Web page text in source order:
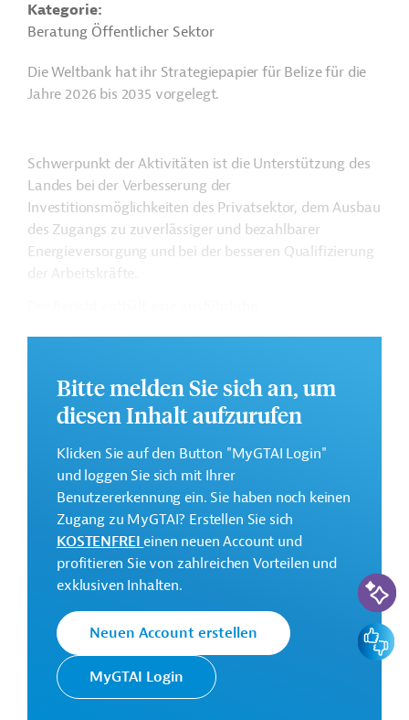
Kategorie
Beratung Öffentlicher Sektor
Die Weltbank hat ihr Strategiepapier für Belize für die
Jahre 2026 bis 2035 vorgelegt.
Schwerpunkt der Aktivitäten ist die Unterstützung des
Landes bei der Verbesserung der
Investitionsmöglichkeiten des Privatsektor, dem Ausbau
des Zugangs zu zuverlässiger und bezahlbarer
Energieversorgung und bei der besseren Qualifizierung
der Arbeitskräfte.
Weltbankgruppe verfolgte Strategie bei der
Unterstützung des Landes.
Das vollständige Strategiepapier steht zum Download
bereit.
Kontaktadresse
Weltbank
Die Weltbankgruppe ist eine der
weltweit größten multilateralen
Entwicklungsorganisationen.
Bitte melden Sie sich an, um
diesen Inhalt aufzurufen
Klicken Sie auf den Button "MyGTAI Login"
und loggen Sie sich mit Ihrer
Benutzererkennung ein. Sie haben noch keinen
Zugang zu MyGTAI? Erstellen Sie sich
KOSTENFREIeinen neuen Account und
profitieren Sie von zahlreichen Vorteilen und
exklusiven Inhalten.
Neuen Account erstellen
MyGTAI Login
KI-